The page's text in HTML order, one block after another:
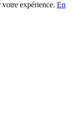
expérience. En